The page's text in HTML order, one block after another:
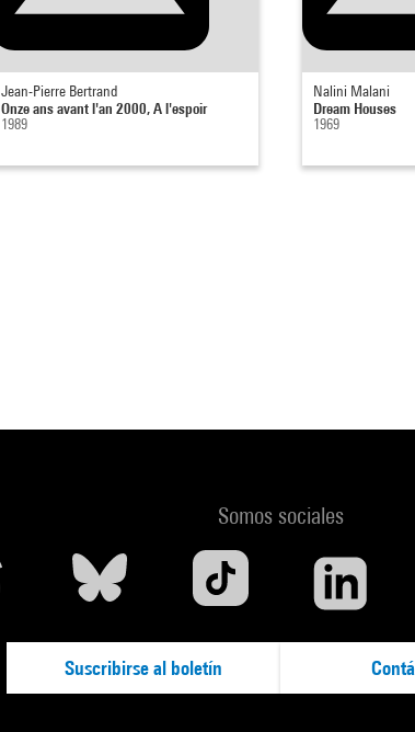
Jean-Pierre Bertrand
Onze ans avant l'an 2000, A l'espoir
1989
Nalini Malani
Dream Houses
1969
Somos sociales
Suscribirse al boletín